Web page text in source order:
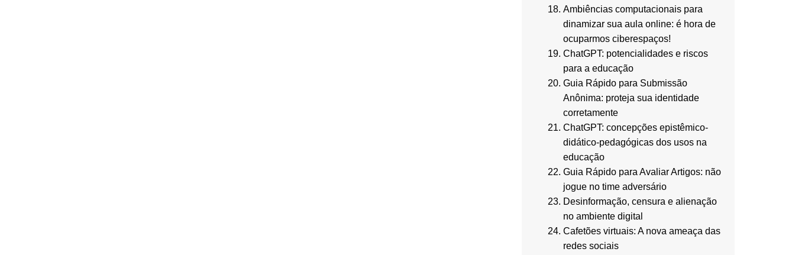
Ambiências computacionais para
dinamizar sua aula online: é hora de
ocuparmos ciberespaços!
ChatGPT: potencialidades e riscos
para a educação
Guia Rápido para Submissão
Anônima: proteja sua identidade
corretamente
ChatGPT: concepções epistêmico-
didático-pedagógicas dos usos na
educação
Guia Rápido para Avaliar Artigos: não
jogue no time adversário
Desinformação, censura e alienação
no ambiente digital
Cafetões virtuais: A nova ameaça das
redes sociais